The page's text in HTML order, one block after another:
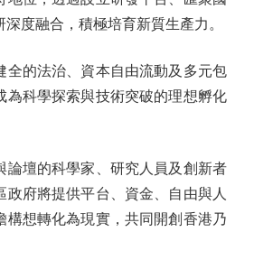
度融合，積極培育新質生產力。
的法治、資本自由流動及多元包
為科學探索與技術突破的理想孵化
壇的科學家、研究人員及創新者
政府將提供平台、資金、自由與人
構想轉化為現實，共同開創香港乃